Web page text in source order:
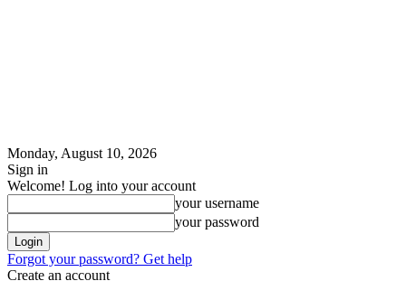
Monday, August 10, 2026
Sign in
Welcome! Log into your account
your username
your password
Forgot your password? Get help
Create an account